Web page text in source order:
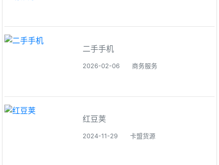
二手手机
2026-02-06 商务服务
红豆荚
2024-11-29 卡盟货源